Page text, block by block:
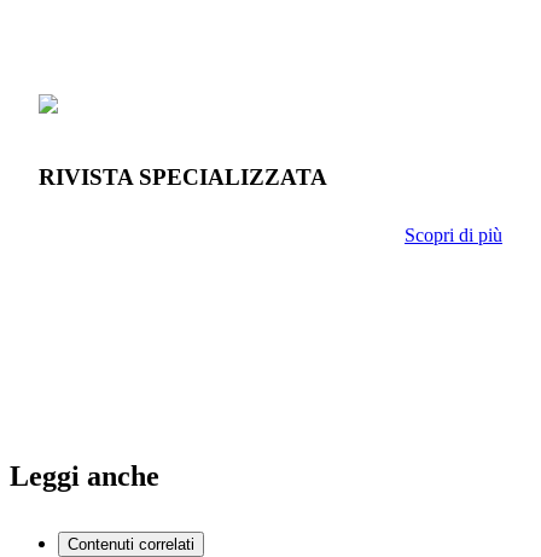
RIVISTA SPECIALIZZATA
Scopri di più
Leggi anche
Contenuti correlati